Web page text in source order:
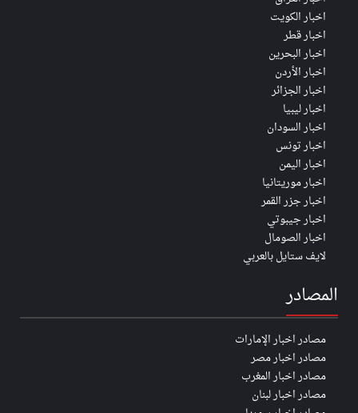
اخبار الكويت
اخبار قطر
اخبار البحرين
اخبار الأردن
اخبار الجزائر
اخبار ليبيا
اخبار السودان
اخبار تونس
اخبار اليمن
اخبار موريتانيا
اخبار جزر القمر
اخبار جيبوتي
اخبار الصومال
لايف ستايل بالعربي
المصادر
مصادر اخبار الإمارات
مصادر اخبار مصر
مصادر اخبار المغرب
مصادر اخبار لبنان